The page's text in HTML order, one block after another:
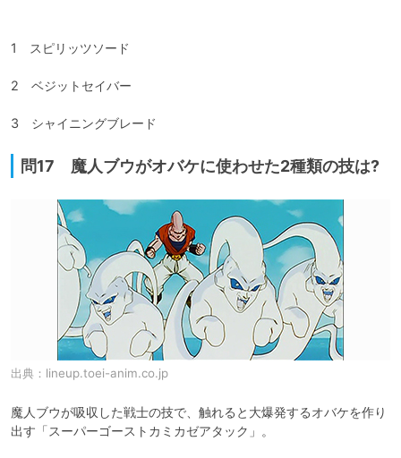
1　スピリッツソード
2　ベジットセイバー
3　シャイニングブレード
問17 魔人ブウがオバケに使わせた2種類の技は?
出典： lineup.toei-anim.co.jp
魔人ブウが吸収した戦士の技で、触れると大爆発するオバケを作り
出す「スーパーゴーストカミカゼアタック」。